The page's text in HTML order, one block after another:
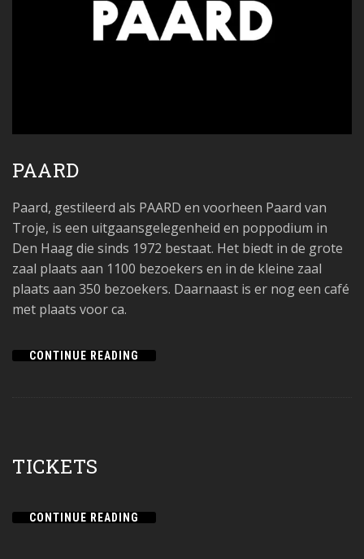
PAARD
Paard, gestileerd als PAARD en voorheen Paard van
Troje, is een uitgaansgelegenheid en poppodium in
Den Haag die sinds 1972 bestaat. Het biedt in de grote
zaal plaats aan 1100 bezoekers en in de kleine zaal
plaats aan 350 bezoekers. Daarnaast is er nog een café
met plaats voor ca.
CONTINUE READING
TICKETS
CONTINUE READING